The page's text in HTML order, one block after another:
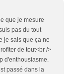
que je mesure
pas du tout
je sais que ça ne
de tout<br />
d'enthousiasme.
passé dans la